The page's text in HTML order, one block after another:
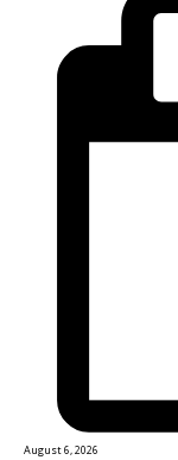
August 6, 2026